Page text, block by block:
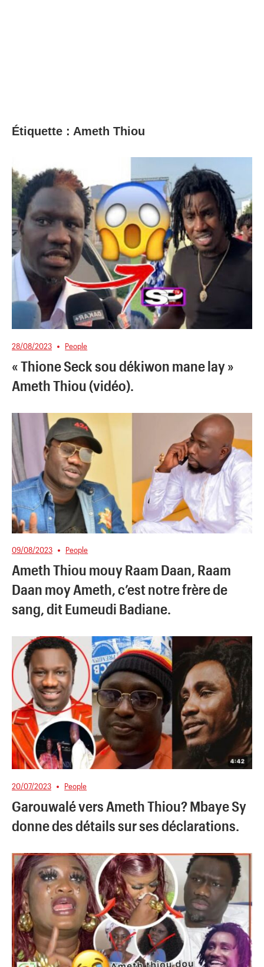
Étiquette : Ameth Thiou
28/08/2023 People
« Thione Seck sou dékiwon mane lay »
Ameth Thiou (vidéo).
09/08/2023 People
Ameth Thiou mouy Raam Daan, Raam
Daan moy Ameth, c’est notre frère de
sang, dit Eumeudi Badiane.
20/07/2023 People
Garouwalé vers Ameth Thiou? Mbaye Sy
donne des détails sur ses déclarations.